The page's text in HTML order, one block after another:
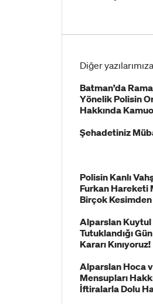
Diğer
Batman’da
Yönelik Polisin
Hakkında
Şehadetiniz
Polisin Kanlı
Furkan Hareketi
Birçok
Alparslan Kuytul
Tutuklandığı
Kararı Kınıyoruz!
Alparslan Hoca
Mensupları
İftiralarla Dolu